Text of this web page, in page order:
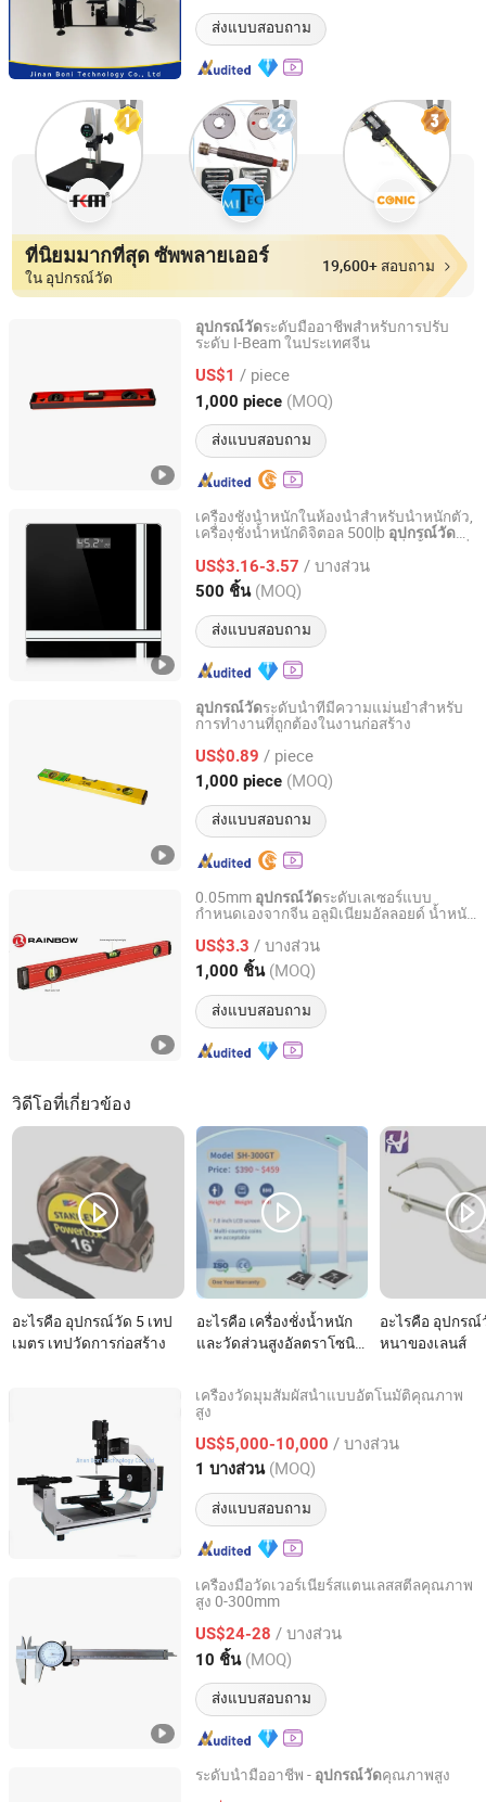
ส่งแบบสอบถาม
ที่นิยมมากที่สุด ซัพพลายเออร์
ใน อุปกรณ์วัด
19,600+ สอบถาม
อุปกรณ์วัดระดับมืออาชีพสำหรับการปรับ
ระดับ I-Beam ในประเทศจีน
US$1 / piece
1,000 piece (MOQ)
ส่งแบบสอบถาม
Lanxi Kangfeng Tools and Supplies Factory
Zhejiang, China อัตราจาก 2025
เครื่องชั่งน้ำหนักในห้องน้ำสำหรับน้ำหนักตัว,
เครื่องชั่งน้ำหนักดิจิตอล 500lb อุปกรณ์วัดน้ำ
แม่นยำพร้อมบลูทูธ, สีดำ, Ts-B8012
US$3.16-3.57 / บางส่วน
500 ชิ้น (MOQ)
ส่งแบบสอบถาม
Hangzhou Zheben Import And Export Co., Ltd.
อัตราจาก 2025
อุปกรณ์วัดระดับน้ำที่มีความแม่นยำสำหรับ
การทำงานที่ถูกต้องในงานก่อสร้าง
US$0.89 / piece
1,000 piece (MOQ)
ส่งแบบสอบถาม
Lanxi Kangfeng Tools and Supplies Factory
Zhejiang, China อัตราจาก 2025
0.05mm อุปกรณ์วัดระดับเลเซอร์แบบ
กำหนดเองจากจีน อลูมิเนียมอัลลอยด์ น้ำหนัก
US$3.3 / บางส่วน
1,000 ชิ้น (MOQ)
ส่งแบบสอบถาม
Shanghai Rainbow Industry and Trade Co., Ltd.
Shanghai, China อัตราจาก 2020
วิดีโอที่เกี่ยวข้อง
อะไรคือ อุปกรณ์วัด 5 เทป
เมตร เทปวัดการก่อสร้าง
อะไรคือ เครื่องชั่งน้ำหนัก
และวัดส่วนสูงอัลตราโซนิก
ร้านขายยา Sh-300g
อะไรคือ อุปกร
หนาของเลนส์
เครื่องวัดมุมสัมผัสน้ำแบบอัตโนมัติคุณภาพ
สูง
US$5,000-10,000 / บางส่วน
1 บางส่วน (MOQ)
ส่งแบบสอบถาม
Jinan Boni Technology Co., Ltd
Shandong, China อัตราจาก 2023
เครื่องมือวัดเวอร์เนียร์สแตนเลสสตีลคุณภาพ
สูง 0-300mm
US$24-28 / บางส่วน
10 ชิ้น (MOQ)
ส่งแบบสอบถาม
Shaanxi, China อัตราจาก 2016
ระดับน้ำมืออาชีพ - อุปกรณ์วัดคุณภาพสูง